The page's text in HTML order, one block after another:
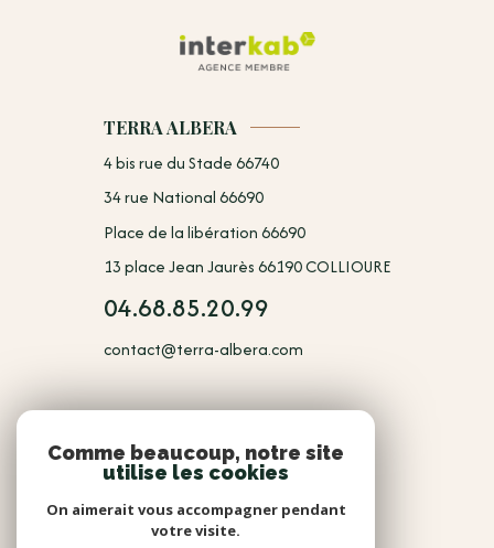
TERRA ALBERA
4 bis rue du Stade 66740
34 rue National 66690
Place de la libération 66690
13 place Jean Jaurès 66190 COLLIOURE
04.68.85.20.99
contact@terra-albera.com
Adhérents
Comme beaucoup, notre site
utilise les cookies
On aimerait vous accompagner pendant
votre visite.